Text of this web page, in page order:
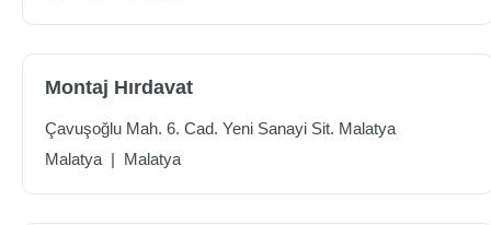
Montaj Hırdavat
Çavuşoğlu Mah. 6. Cad. Yeni Sanayi Sit. Malatya
Malatya | Malatya